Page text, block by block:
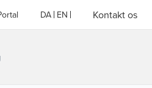
DA EN Kontakt os